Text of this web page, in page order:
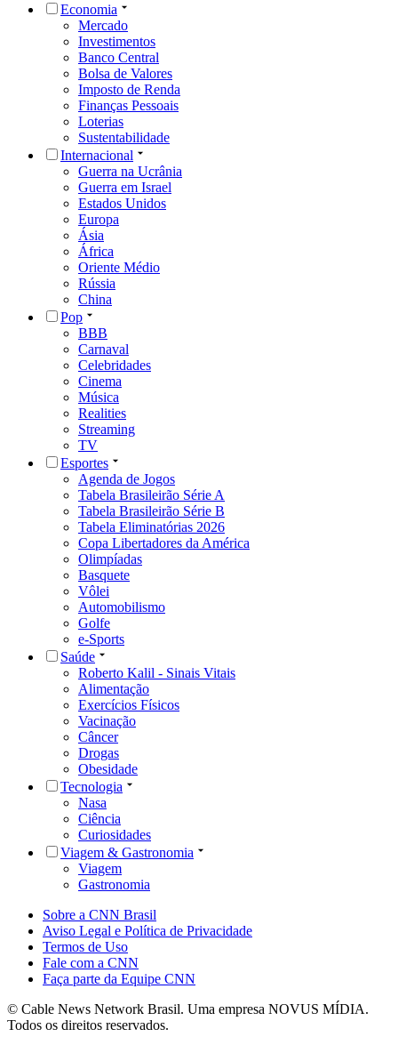
Economia
Mercado
Investimentos
Banco Central
Bolsa de Valores
Imposto de Renda
Finanças Pessoais
Loterias
Sustentabilidade
Internacional
Guerra na Ucrânia
Guerra em Israel
Estados Unidos
Europa
Ásia
África
Oriente Médio
Rússia
China
Pop
BBB
Carnaval
Celebridades
Cinema
Música
Realities
Streaming
TV
Esportes
Agenda de Jogos
Tabela Brasileirão Série A
Tabela Brasileirão Série B
Tabela Eliminatórias 2026
Copa Libertadores da América
Olimpíadas
Basquete
Vôlei
Automobilismo
Golfe
e-Sports
Saúde
Roberto Kalil - Sinais Vitais
Alimentação
Exercícios Físicos
Vacinação
Câncer
Drogas
Obesidade
Tecnologia
Nasa
Ciência
Curiosidades
Viagem & Gastronomia
Viagem
Gastronomia
Sobre a CNN Brasil
Aviso Legal e Política de Privacidade
Termos de Uso
Fale com a CNN
Faça parte da Equipe CNN
© Cable News Network Brasil. Uma empresa NOVUS MÍDIA.
Todos os direitos reservados.